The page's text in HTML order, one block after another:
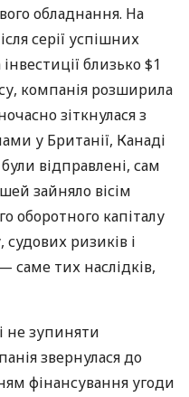
обладнання. На
серії успішних
близько $1
компанія розширила
зіткнулася з
у Британії, Канаді
відправлені, сам
зайняло вісім
оборотного капіталу
ризиків і
саме тих наслідків,
не зупиняти
звернулася до
фінансування угоди